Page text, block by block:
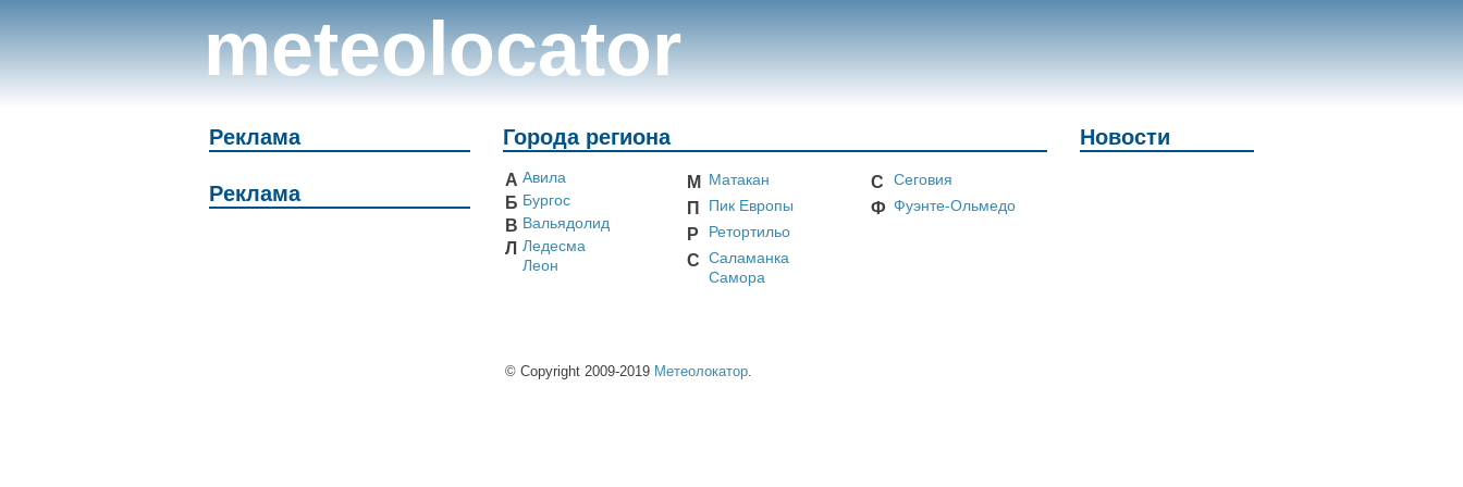
meteolocator
Реклама
Реклама
Города региона
А Авила
Б Бургос
В Вальядолид
Л Ледесма
Леон
М Матакан
П Пик Европы
Р Ретортильо
С Саламанка
Самора
С Сеговия
Ф Фуэнте-Ольмедо
© Copyright 2009-2019 Метеолокатор.
Новости